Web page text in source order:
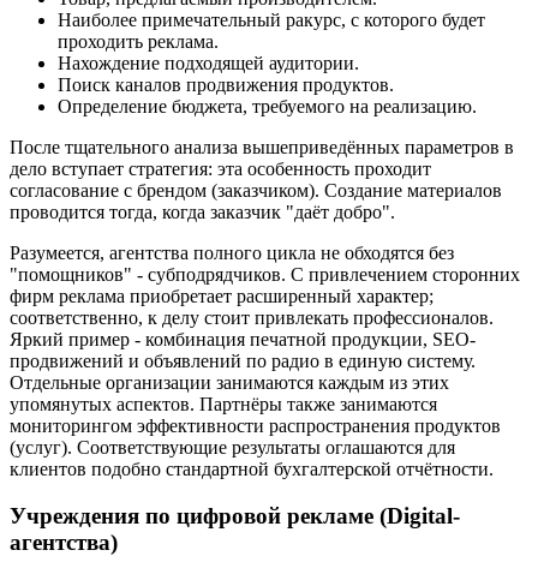
Наиболее примечательный ракурс, с которого будет
проходить реклама.
Нахождение подходящей аудитории.
Поиск каналов продвижения продуктов.
Определение бюджета, требуемого на реализацию.
После тщательного анализа вышеприведённых параметров в
дело вступает стратегия: эта особенность проходит
согласование с брендом (заказчиком). Создание материалов
проводится тогда, когда заказчик "даёт добро".
Разумеется, агентства полного цикла не обходятся без
"помощников" - субподрядчиков. С привлечением сторонних
фирм реклама приобретает расширенный характер;
соответственно, к делу стоит привлекать профессионалов.
Яркий пример - комбинация печатной продукции, SEO-
продвижений и объявлений по радио в единую систему.
Отдельные организации занимаются каждым из этих
упомянутых аспектов. Партнёры также занимаются
мониторингом эффективности распространения продуктов
(услуг). Соответствующие результаты оглашаются для
клиентов подобно стандартной бухгалтерской отчётности.
Учреждения по цифровой рекламе (Digital-
агентства)